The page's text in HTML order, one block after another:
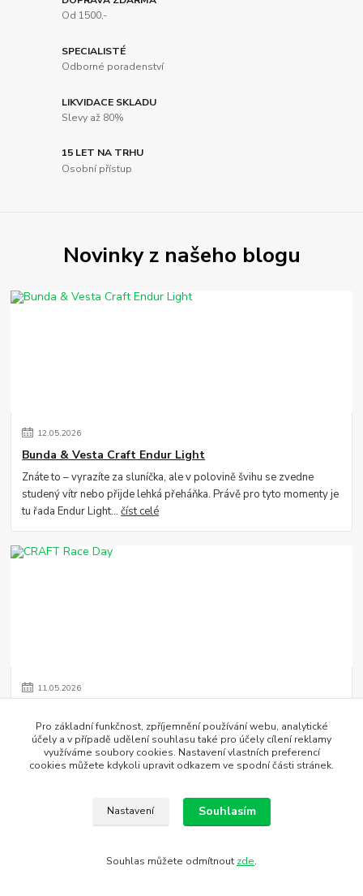
Od 1500,-
SPECIALISTÉ
Odborné poradenství
LIKVIDACE SKLADU
Slevy až 80%
15 LET NA TRHU
Osobní přístup
Novinky z našeho blogu
12.05.2026
Bunda & Vesta Craft Endur Light
Znáte to – vyrazíte za sluníčka, ale v polovině švihu se zvedne
studený vítr nebo přijde lehká přeháňka. Právě pro tyto momenty je
tu řada Endur Light...číst celé
11.05.2026
Pokud hledáte vybavení, které vás v den závodu nebude brzdit,
kolekce Race Day je jasnou volbou. Je to to nejlehčí, nejprodyšnější
a nejrychlejší, co...číst celé
Pro základní funkčnost, zpříjemnění používání webu, analytické
účely a v případě udělení souhlasu také pro účely cílení reklamy
využíváme soubory cookies. Nastavení vlastních preferencí
cookies můžete kdykoli upravit odkazem ve spodní části stránek.
Nastavení Souhlasím
Souhlas můžete odmítnout zde.